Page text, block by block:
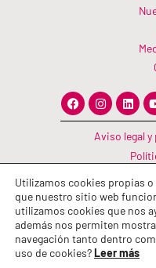
F
a
c
o
k
I
n
s
t
a
r
a
m
L
i
n
k
e
d
i
n
Aviso legal
Utilizamos cookies propias
que nuestro sitio web
utilizamos cookies que nos
además nos permiten
navegación tanto dentro
uso de cookies?Leer más